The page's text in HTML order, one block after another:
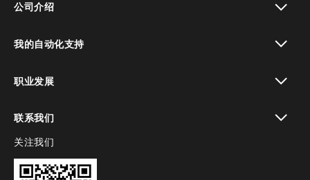
公司介绍
我的自动化支持
职业发展
联系我们
toggle view
关注我们